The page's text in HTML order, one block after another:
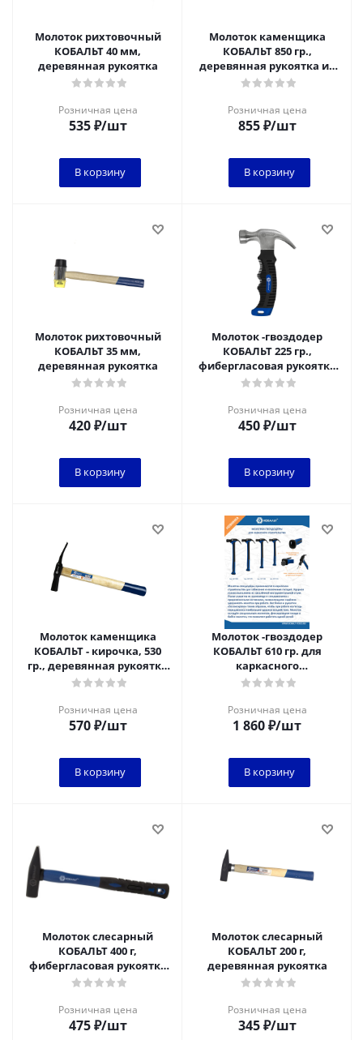
Молоток рихтовочный
КОБАЛЬТ 40 мм,
деревянная рукоятка
Розничная цена
535₽/шт
В корзину
Молоток каменщика
КОБАЛЬТ 850 гр.,
деревянная рукоятка из
ясеня , длина рукоятки
Розничная цена
855₽/шт
В корзину
Молоток рихтовочный
КОБАЛЬТ 35 мм,
деревянная рукоятка
Розничная цена
420₽/шт
В корзину
Молоток -гвоздодер
КОБАЛЬТ 225 гр.,
фибергласовая рукоятка
170 мм 924-924
Розничная цена
450₽/шт
В корзину
Молоток каменщика
КОБАЛЬТ - кирочка, 530
гр., деревянная рукоятка
из ясеня 1/6
Розничная цена
570₽/шт
В корзину
Молоток -гвоздодер
КОБАЛЬТ 610 гр. для
каркасного
строительства, рукоятка
Розничная цена
1 860₽/шт
В корзину
Молоток слесарный
КОБАЛЬТ 400 г,
фибергласовая рукоятка
1/6
Розничная цена
475₽/шт
Молоток слесарный
КОБАЛЬТ 200 г,
деревянная рукоятка
Розничная цена
345₽/шт